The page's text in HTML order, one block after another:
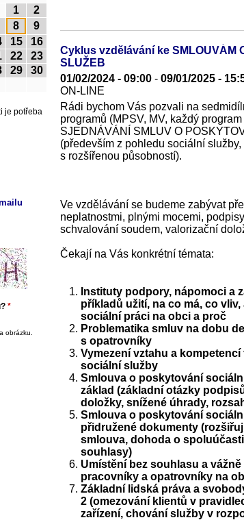
Cyklus vzdělávání ke SMLOUVÁM
SLUŽEB
01/02/2024 - 09:00 - 09/01/2025 -
ON-LINE
Rádi bychom Vás pozvali na
programů (MPSV, MV, každý
SJEDNÁVÁNÍ SMLUV O
(především z pohledu sociální
s rozšířenou působností).
Ve vzdělávání se budeme zabývat
neplatnostmi, plnými mocemi,
schvalování soudem, valorizační
Čekají na Vás konkrétní témata:
Instituty podpory, nápomoci a
příkladů užití, na co má, co
sociální práci na obci a proč
Problematika smluv na dobu
s opatrovníky
Vymezení vztahu a
sociální služby
Smlouva o poskytování
základ (základní otázky
doložky, snížené úhrady,
Smlouva o poskytování
přidružené dokumenty
smlouva, dohoda o
souhlasy)
Umístění bez souhlasu a
pracovníky a opatrovníky na
Základní lidská práva a
2 (omezování klientů v
zařízení, chování služby v
1
2
8
9
15
16
22
23
29
30
je potřeba
*
obrázku.